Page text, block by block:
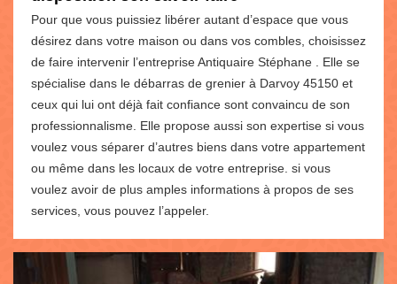
Pour que vous puissiez libérer autant d’espace que vous
désirez dans votre maison ou dans vos combles, choisissez
de faire intervenir l’entreprise Antiquaire Stéphane . Elle se
spécialise dans le débarras de grenier à Darvoy 45150 et
ceux qui lui ont déjà fait confiance sont convaincu de son
professionnalisme. Elle propose aussi son expertise si vous
voulez vous séparer d’autres biens dans votre appartement
ou même dans les locaux de votre entreprise. si vous
voulez avoir de plus amples informations à propos de ses
services, vous pouvez l’appeler.